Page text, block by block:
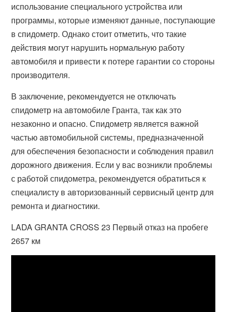
использование специального устройства или
программы, которые изменяют данные, поступающие
в спидометр. Однако стоит отметить, что такие
действия могут нарушить нормальную работу
автомобиля и привести к потере гарантии со стороны
производителя.
В заключение, рекомендуется не отключать
спидометр на автомобиле Гранта, так как это
незаконно и опасно. Спидометр является важной
частью автомобильной системы, предназначенной
для обеспечения безопасности и соблюдения правил
дорожного движения. Если у вас возникли проблемы
с работой спидометра, рекомендуется обратиться к
специалисту в авторизованный сервисный центр для
ремонта и диагностики.
LADA GRANTA CROSS 23 Первый отказ на пробеге
2657 км